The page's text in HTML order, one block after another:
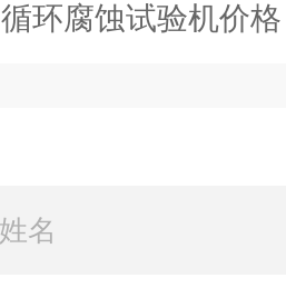
循环腐蚀试验机价格